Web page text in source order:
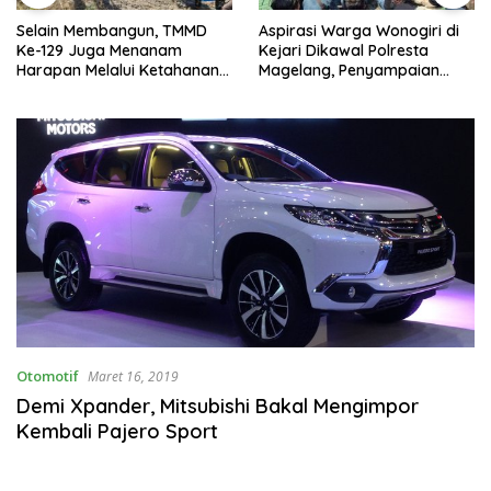
Selain Membangun, TMMD
Ke-129 Juga Menanam
Harapan Melalui Ketahanan
Aspirasi Warga Wonogiri di
Kejari Dikawal Polresta
Magelang, Penyampaian
Otomotif Maret 16, 2019
Demi Xpander, Mitsubishi Bakal Mengimpor
Kembali Pajero Sport